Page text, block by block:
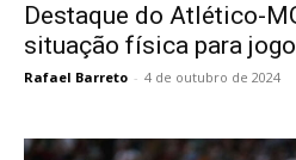
Destaque do Atlético-
situação física para
Rafael Barreto - 4 de outubro de 2024